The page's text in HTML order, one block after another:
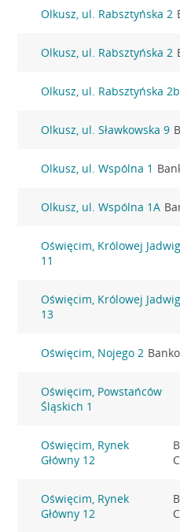
Olkusz, ul. Rabsztyńska 2
Olkusz, ul. Rabsztyńska 2
Olkusz, ul. Rabsztyńska 2b
Olkusz, ul. Sławkowska 9
Olkusz, ul. Wspólna 1
Olkusz, ul. Wspólna 1A
Oświęcim, Królowej
11
Oświęcim, Królowej
13
Oświęcim, Nojego 2
Oświęcim, Powstańców
Śląskich 1
Oświęcim, Rynek
Główny 12
Oświęcim, Rynek
Główny 12